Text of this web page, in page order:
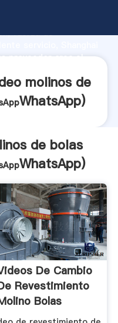
fuerza de
proveedor crea el
molinos de
WhatsApp)
de bolas
WhatsApp)
De Cambio
Revestimiento
Bolas